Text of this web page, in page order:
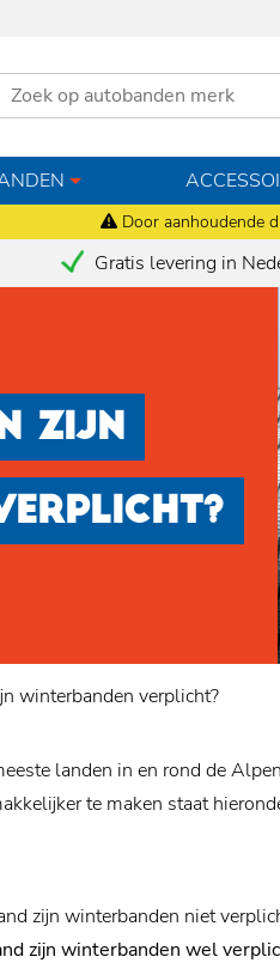
Door aanhoudende
Gratis levering in
ZIJN
winterbanden verplicht?
landen in en rond de
te maken staat
zijn winterbanden niet
zijn winterbanden wel